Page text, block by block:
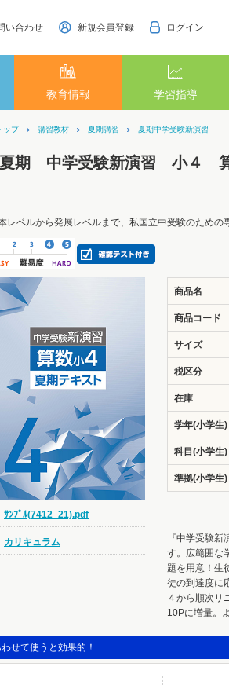
い合わせ 新規会員登録 ログイン
教育情報 学習指導
ップ 講習教材 夏期講習 夏期中学受験新演習
夏期 中学受験新演習 小４
レベルから発展レベルまで、私国立中受験のための
ｻﾝﾌﾟﾙ(7412_21).pdf
カリキュラム
商品名
商品コード
サイズ
税区分
在庫
学年(小学生)
科目(小学生)
準拠(小学生)
『中学受験
す。広範囲な
題を用意！生
徒の到達度に
４から順次リ
10Pに増量。
せて使うと効果的！